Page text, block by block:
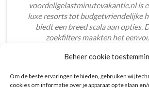
Beheer cookie
Om de beste ervaringen te bieden, gebruiken wij
cookies om informatie over je apparaat op te slaan
voordeligelastminutevakantie.nl is
luxe resorts tot budgetvriendelijke
biedt een breed scala aan opties.
zoekfilters maakten het
voorkeuren en budget.
Tim Beukers/Tilburg